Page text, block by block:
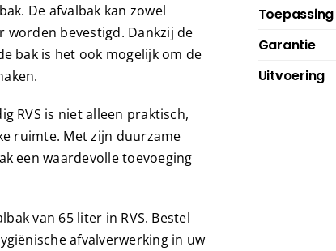
De afvalbak kan zowel
bevestigd. Dankzij de
bak is het ook mogelijk om de
RVS is niet alleen praktisch,
ruimte. Met zijn duurzame
een waardevolle toevoeging
van 65 liter in RVS. Bestel
afvalverwerking in uw
Toepassing
Garantie
Uitvoering